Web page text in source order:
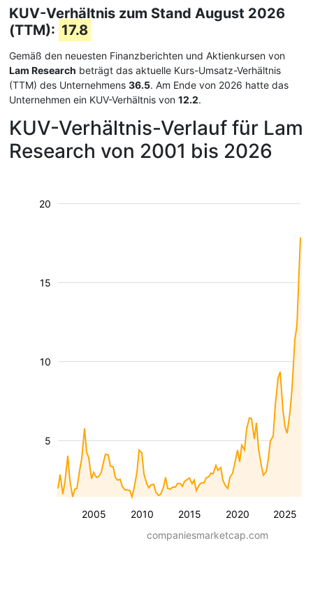
KUV-Verhältnis zum Stand August 2026
(TTM): 17.8
Gemäß den neuesten Finanzberichten und Aktienkursen von
Lam Research beträgt das aktuelle Kurs-Umsatz-Verhältnis
(TTM) des Unternehmens 36.5. Am Ende von 2026 hatte das
Unternehmen ein KUV-Verhältnis von 12.2.
KUV-Verhältnis-Verlauf für Lam
Research von 2001 bis 2026
2005 2010 2015 2020 2025
5
10
15
20
companiesmarketcap.com